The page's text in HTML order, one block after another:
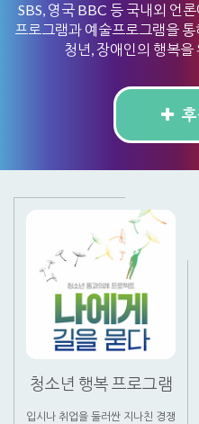
SBS, 영국 BBC 등 국내외 언
프로그램과 예술프로그램을
청년, 장애인의 행복
청소년 행복 프로그램
입시나 취업을 둘러싼 지나친 경쟁